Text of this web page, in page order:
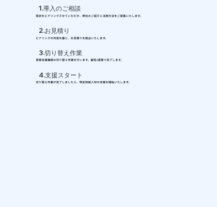
1.導入のご相談
現状をヒアリングさせていただき、弊社のご紹介と活用方法をご提案いたします。
2.お見積り
ヒアリングの内容を基に、お見積りを提出いたします。
3.切り替え作業
登録支援機関の切り替え作業を行います。最短1週間で完了します。
4.支援スタート
切り替え作業が完了しましたら、特定技能人材の支援を開始いたします。